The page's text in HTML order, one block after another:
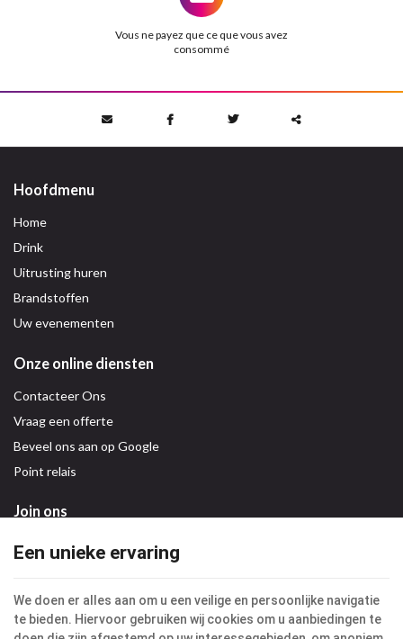
Vous ne payez que ce que vous avez
consommé
Deze
Hoofdmenu
Home
Drink
Uitrusting huren
Brandstoffen
Uw evenementen
Onze online diensten
Contacteer Ons
Vraag een offerte
Beveel ons aan op Google
Point relais
Join ons
Deze website maakt gebruik van cookies om de gebruikerservaring
Een unieke ervaring
We doen er alles aan om u een veilige en persoonlijke navigatie
te bieden. Hiervoor gebruiken wij cookies om u aanbiedingen te